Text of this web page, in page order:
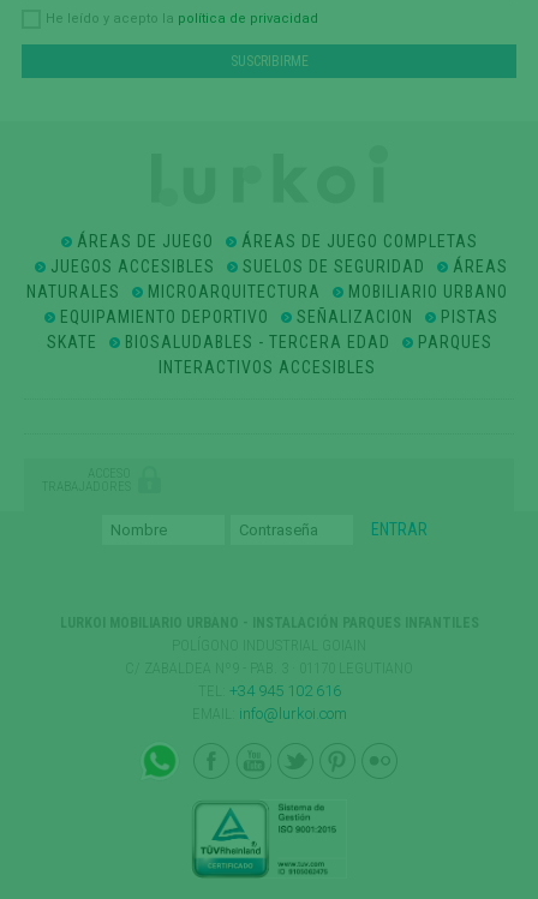
He leído y acepto la política de privacidad
ÁREAS DE JUEGO
ÁREAS DE JUEGO COMPLETAS
JUEGOS ACCESIBLES
SUELOS DE SEGURIDAD
ÁREAS
NATURALES
MICROARQUITECTURA
MOBILIARIO URBANO
EQUIPAMIENTO DEPORTIVO
SEÑALIZACION
PISTAS
SKATE
BIOSALUDABLES - TERCERA EDAD
PARQUES
INTERACTIVOS ACCESIBLES
ACCESO
TRABAJADORES
+34 945 102 616
info@lurkoi.com